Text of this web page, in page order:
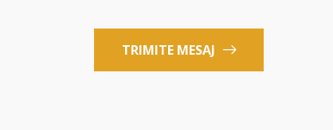
TRIMITE MESAJ